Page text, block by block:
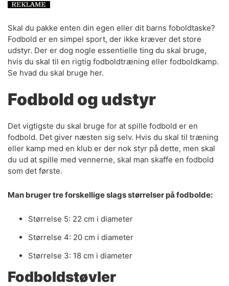
Skal du pakke enten din egen eller dit barns foboldtaske?
Fodbold er en simpel sport, der ikke kræver det store
udstyr. Der er dog nogle essentielle ting du skal bruge,
hvis du skal til en rigtig fodboldtræning eller fodboldkamp.
Se hvad du skal bruge her.
Fodbold og udstyr
Det vigtigste du skal bruge for at spille fodbold er en
fodbold. Det giver næsten sig selv. Hvis du skal til træning
eller kamp med en klub er der nok styr på dette, men skal
du ud at spille med vennerne, skal man skaffe en fodbold
som det første.
Man bruger tre forskellige slags størrelser på fodbolde:
Størrelse 5: 22 cm i diameter
Størrelse 4: 20 cm i diameter
Størrelse 3: 18 cm i diameter
Fodboldstøvler